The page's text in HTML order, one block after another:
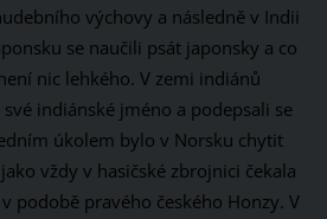
výchovy a následně v Indii
se naučili psát japonsky a co
nic lehkého. V zemi indiánů
indiánské jméno a podepsali se
úkolem bylo v Norsku chytit
vždy v hasičské zbrojnici čekala
podobě pravého českého Honzy. V